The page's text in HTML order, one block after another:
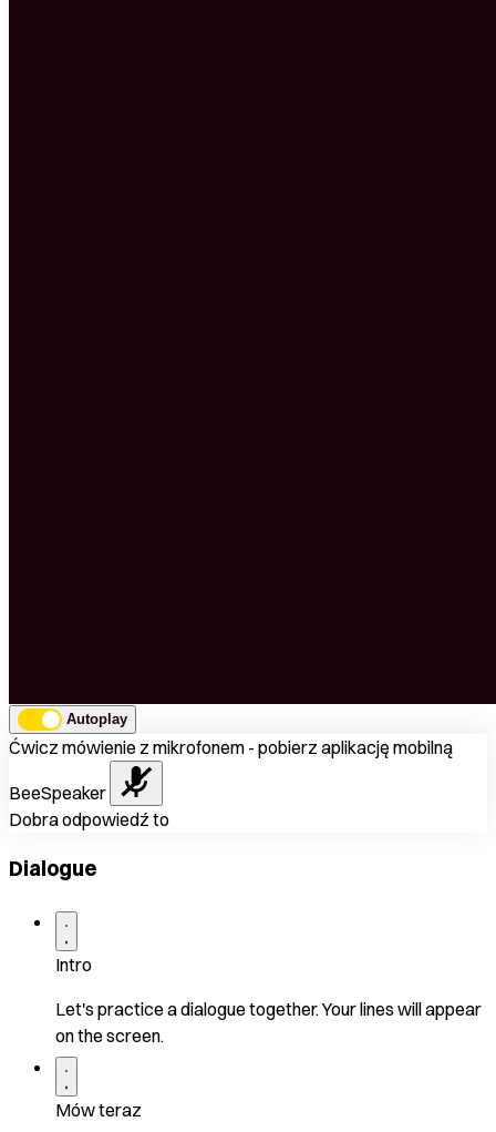
Autoplay
Ćwicz mówienie z mikrofonem - pobierz aplikację mobilną
BeeSpeaker
Dobra odpowiedź to
Dialogue
Intro
Let's practice a dialogue together. Your lines will appear
on the screen.
Mów teraz